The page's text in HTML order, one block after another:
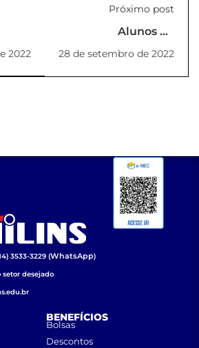
2022
Próximo post
Alunos de
Enfermagem
realizam ações para
o Setembro
28 de setembro de 2022
3533-3229 (WhatsApp)
desejado
BENEFÍCIOS
Bolsas
Descontos